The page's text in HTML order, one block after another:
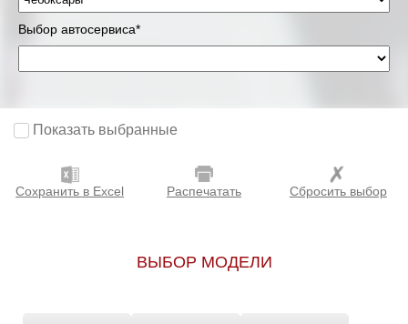
Выбор автосервиса*
Показать выбранные
Сохранить в Excel Распечатать Сбросить выбор
ВЫБОР МОДЕЛИ